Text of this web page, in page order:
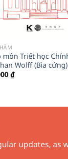
môn Triết học
Wolff (Bìa cứng)
₫
updates, as